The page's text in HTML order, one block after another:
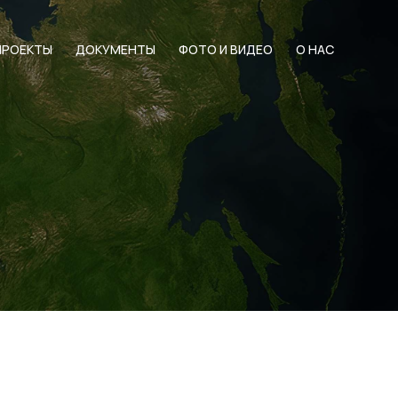
ДОКУМЕНТЫ ФОТО И ВИДЕО О НАС